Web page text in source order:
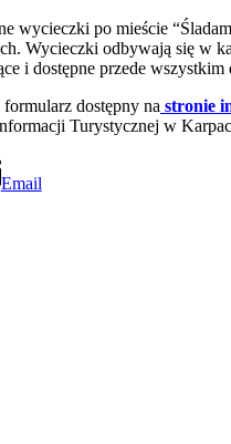
wycieczki po mieście
Wycieczki odbywają się w
i dostępne przede
dostępny na stronie
Turystycznej w
Email